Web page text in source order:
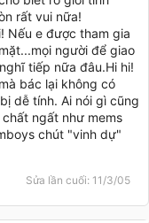
rất vui nữa!
Nếu e được tham gia
người để giao
tiếp nữa đâu.Hi hi!
bác lại không có
dễ tính. Ai nói gì cũng
ngất như mems
chút "vinh dự"
Sửa lần cuối: 11/3/05